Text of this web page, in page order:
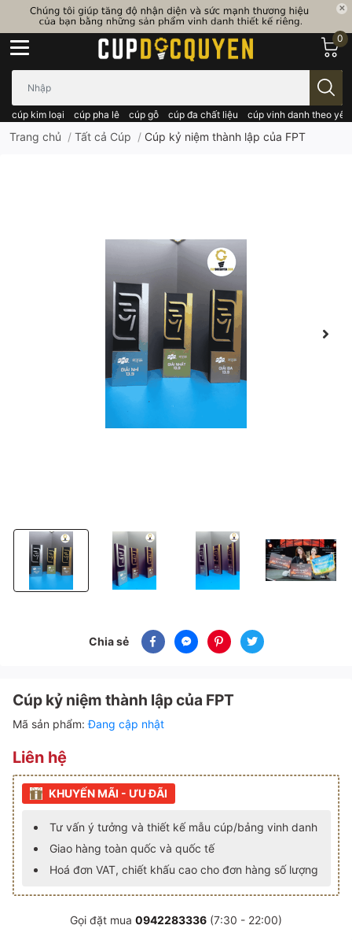
cúp kim loại cúp pha lê cúp gỗ cúp đa chất liệu cúp vinh danh theo
0
Trang chủ / Tất cả Cúp / Cúp kỷ niệm thành lập của FPT
Cúp kỷ niệm thành lập của FPTCúp kỷ niệm thành lập của FPTCúp kỷ niệm thành lập của FPT
Cúp kỷ niệm
Chia sẻ
Cúp kỷ niệm thành lập của FPT
Mã sản phẩm:Đang cập nhật
Liên hệ
KHUYẾN MÃI - ƯU ĐÃI
Tư vấn ý tưởng và thiết kế mẫu cúp/bảng vinh danh
Giao hàng toàn quốc và quốc tế
Hoá đơn VAT, chiết khấu cao cho đơn hàng số lượng
Gọi đặt mua 0942283336 (7:30 - 22:00)